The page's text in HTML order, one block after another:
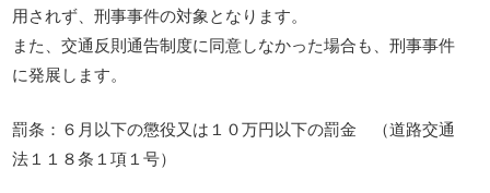
用されず、刑事事件の対象となります。
また、交通反則通告制度に同意しなかった場合も、刑事事件
に発展します。
罰条：６月以下の懲役又は１０万円以下の罰金 （道路交通
法１１８条１項１号）